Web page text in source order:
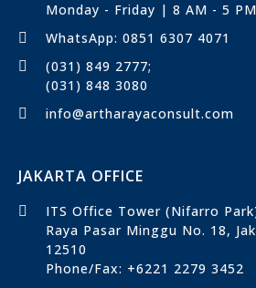
Monday - Friday | 8 AM - 5 PM
WhatsApp: 0851 6307 4071
(031) 849 2777;
(031) 848 3080
info@artharayaconsult.com
JAKARTA OFFICE
ITS Office Tower (Nifarro
Raya Pasar Minggu No. 18,
12510
Phone/Fax: +6221 2279 3452